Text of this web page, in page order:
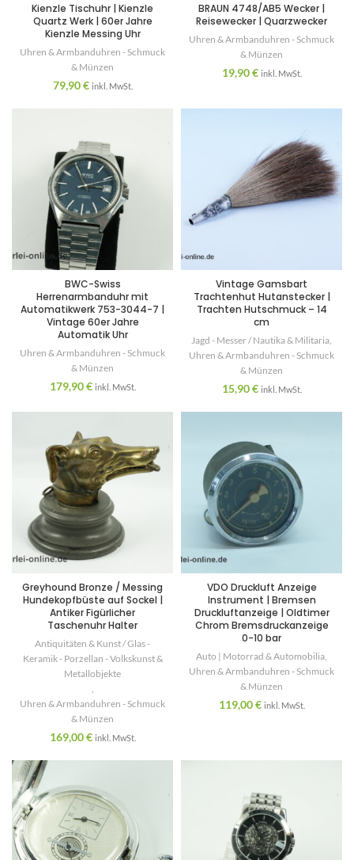
Kienzle Tischuhr | Kienzle
Quartz Werk | 60er Jahre
Kienzle Messing Uhr
Uhren & Armbanduhren - Schmuck
& Münzen
79,90€ inkl. MwSt.
BRAUN 4748/AB5 Wecker |
Reisewecker | Quarzwecker
Uhren & Armbanduhren - Schmuck
& Münzen
19,90€ inkl. MwSt.
BWC-Swiss
Herrenarmbanduhr mit
Automatikwerk 753-3044-7 |
Vintage 60er Jahre
Automatik Uhr
Uhren & Armbanduhren - Schmuck
& Münzen
179,90€ inkl. MwSt.
Vintage Gamsbart
Trachtenhut Hutanstecker |
Trachten Hutschmuck – 14
cm
Jagd - Messer / Nautika & Militaria
Uhren & Armbanduhren - Schmuck
& Münzen
15,90€ inkl. MwSt.
Greyhound Bronze / Messing
Hundekopfbüste auf Sockel |
Antiker Figürlicher
Taschenuhr Halter
Antiquitäten & Kunst / Glas -
Keramik - Porzellan - Volkskunst &
Metallobjekte
Uhren & Armbanduhren - Schmuck
& Münzen
169,00€ inkl. MwSt.
VDO Druckluft Anzeige
Instrument | Bremsen
Druckluftanzeige | Oldtimer
Chrom Bremsdruckanzeige
0-10 bar
Auto | Motorrad & Automobilia
Uhren & Armbanduhren - Schmuck
& Münzen
119,00€ inkl. MwSt.